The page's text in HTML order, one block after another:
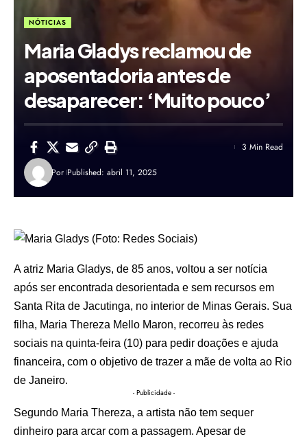
NÓTICIAS
Maria Gladys reclamou de
aposentadoria antes de
desaparecer: ‘Muito pouco’
Por Published: abril 11, 2025
3 Min Read
A atriz Maria Gladys, de 85 anos, voltou a ser notícia
após ser encontrada desorientada e sem recursos em
Santa Rita de Jacutinga, no interior de Minas Gerais. Sua
filha, Maria Thereza Mello Maron, recorreu às redes
sociais na quinta-feira (10) para pedir doações e ajuda
financeira, com o objetivo de trazer a mãe de volta ao Rio
de Janeiro.
- Publicidade -
Segundo Maria Thereza, a artista não tem sequer
dinheiro para arcar com a passagem. Apesar de